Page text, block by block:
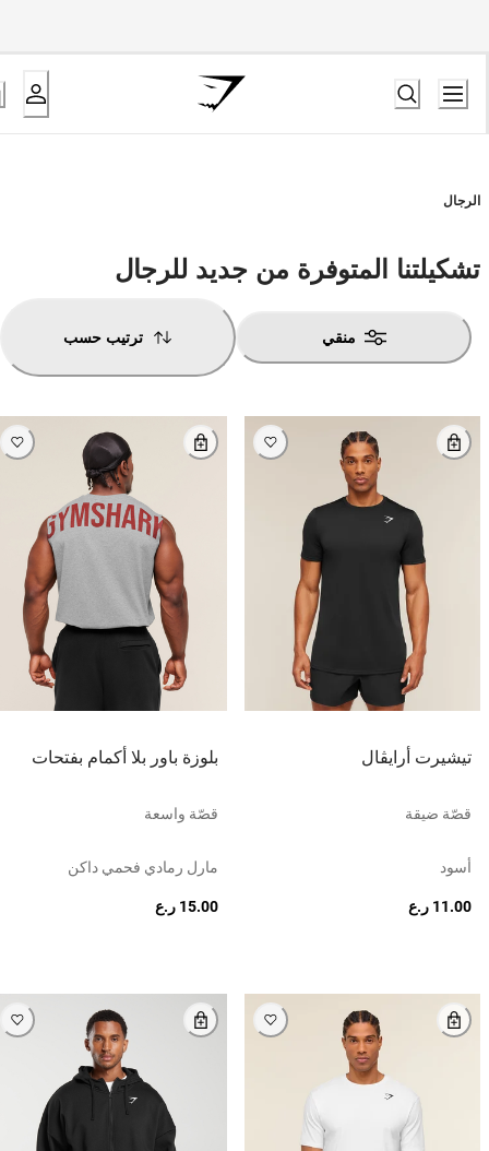
الرجال
تشكيلتنا المتوفرة من جديد للرجال
منقي ترتيب حسب
تيشيرت أرايڤال
قصّة ضيقة
أسود
11.00 ر.ع
بلوزة باور بلا أكمام بفتحات
قصّة واسعة
مارل رمادي فحمي داكن
15.00 ر.ع